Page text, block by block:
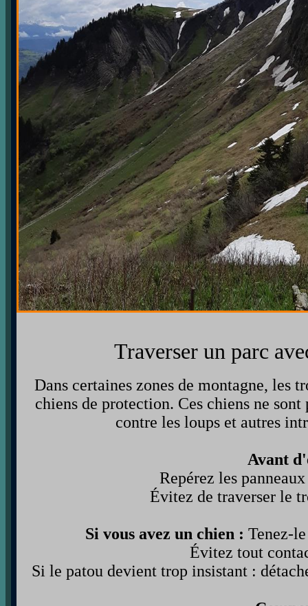
Traverser un parc
Dans certaines zones de montagne, les
chiens de protection. Ces chiens ne
contre les loups et autres
Avant
Repérez les
Évitez de traverser le
Si vous avez un chien : Tenez-
Évitez tout
Si le patou devient trop insistant :